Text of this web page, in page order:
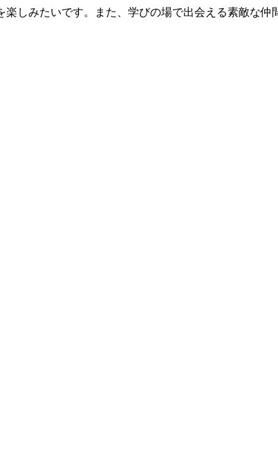
しみたいです。また、学びの場で出会える素敵な仲